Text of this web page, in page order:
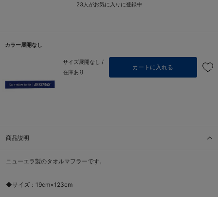
23 人がお気に入りに登録中
カラー展開なし
サイズ展開なし /
在庫あり
カートに入れる
商品説明
ニューエラ製のタオルマフラーです。
◆サイズ：19cm×123cm